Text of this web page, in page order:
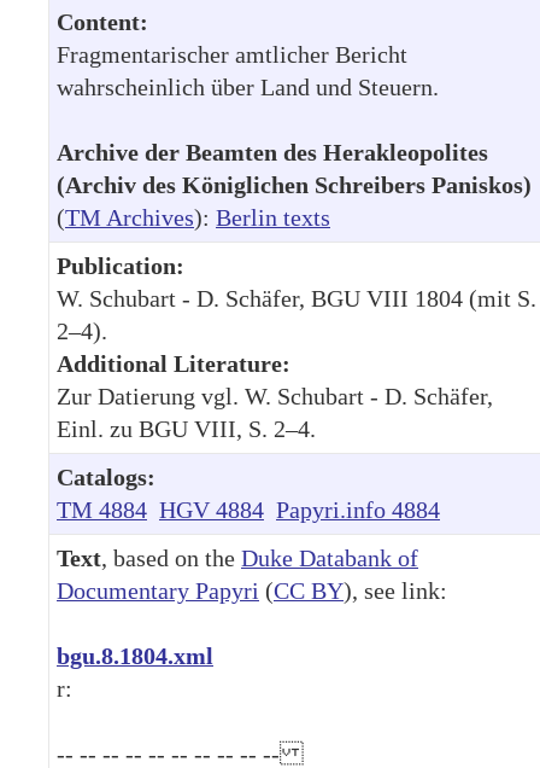
Content:
Fragmentarischer amtlicher Bericht
wahrscheinlich über Land und Steuern.
Archive der Beamten des Herakleopolites
(Archiv des Königlichen Schreibers Paniskos)
(TM Archives): Berlin texts
Publication:
W. Schubart - D. Schäfer, BGU VIII 1804 (mit S.
2–4).
Additional Literature:
Zur Datierung vgl. W. Schubart - D. Schäfer,
Einl. zu BGU VIII, S. 2–4.
Catalogs:
TM 4884 HGV 4884 Papyri.info 4884
Text, based on the Duke Databank of
Documentary Papyri (CC BY), see link:
bgu.8.1804.xml
r:
-- -- -- -- -- -- -- -- -- --